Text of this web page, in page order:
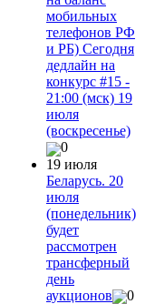
мобильных
телефонов РФ
и РБ) Сегодня
дедлайн на
конкурс #15 -
21:00 (мск) 19
июля
(воскресенье)
0
19 июля
Беларусь. 20
июля
(понедельник)
будет
рассмотрен
трансферный
день
аукционов
0